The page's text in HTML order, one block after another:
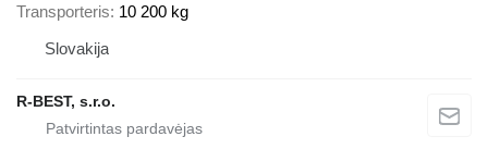
Transporteris 10 200 kg
Slovakija
R-BEST, s.r.o.